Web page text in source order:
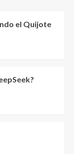
el Quijote